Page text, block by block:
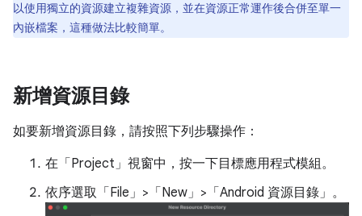
以使用獨立的資源建立複雜資源，並在資源正常運作後合併至單一
內嵌檔案，這種做法比較簡單。
新增資源目錄
如要新增資源目錄，請按照下列步驟操作：
在「Project」 視窗中，按一下目標應用程式模組。
依序選取「File」>「New」>「Android 資源目錄」 。